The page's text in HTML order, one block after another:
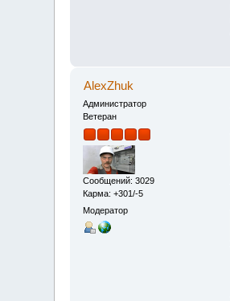
AlexZhuk
Администратор
Ветеран
Сообщений: 3029
Карма: +301/-5
Модератор